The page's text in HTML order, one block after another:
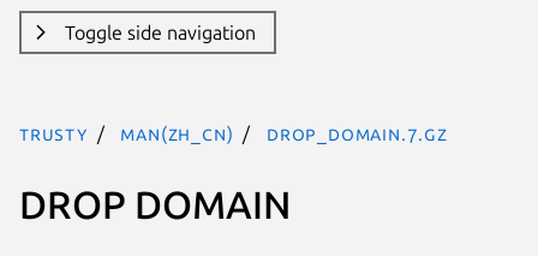
Toggle side navigation
trusty man(zh_CN) drop_domain.7.gz
DROP DOMAIN